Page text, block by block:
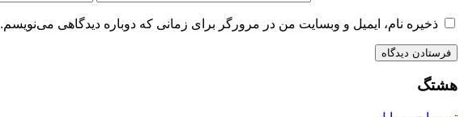
ذخیره نام، ایمیل و وبسایت من در مرورگر برای زمانی که دوباره دیدگاهی می‌نویسم.
هشتگ